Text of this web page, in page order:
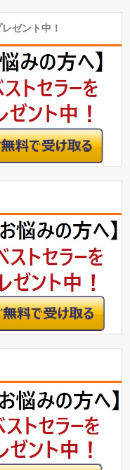
ゼント中！